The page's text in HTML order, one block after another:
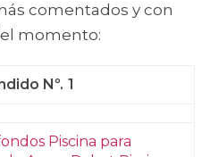
comentados y con
momento:
1
Piscina para